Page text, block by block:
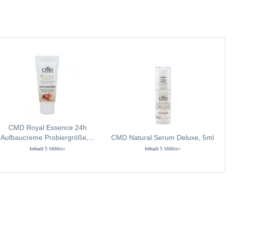
CMD Royal Essence 24h
Aufbaucreme Probiergröße,...
Inhalt5 Milliliter
CMD Natural Serum Deluxe, 5ml
Inhalt 5 Milliliter